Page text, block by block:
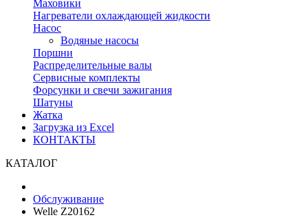
Маховики
Нагреватели охлаждающей жидкости
Насос
Водяные насосы
Поршни
Распределительные валы
Сервисные комплекты
Форсунки и свечи зажигания
Шатуны
Жатка
Загрузка из Excel
КОНТАКТЫ
КАТАЛОГ
Обслуживание
Welle Z20162